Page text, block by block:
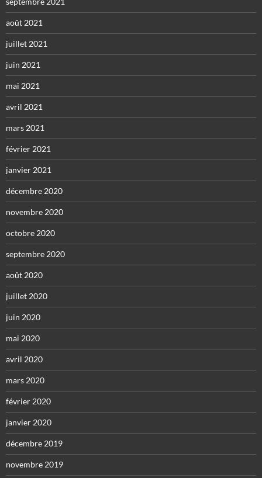
août 2021
juillet 2021
juin 2021
mai 2021
avril 2021
mars 2021
février 2021
janvier 2021
décembre 2020
novembre 2020
octobre 2020
septembre 2020
août 2020
juillet 2020
juin 2020
mai 2020
avril 2020
mars 2020
février 2020
janvier 2020
décembre 2019
novembre 2019